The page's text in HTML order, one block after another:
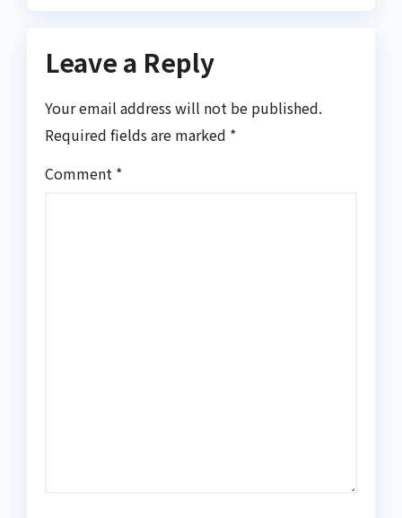
Leave a Reply
Your email address will not be published.
Required fields are marked *
Comment *